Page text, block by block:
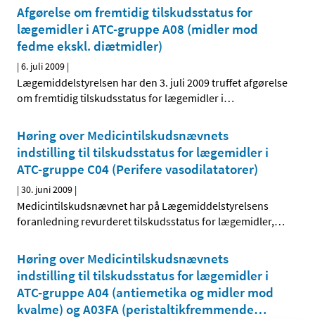
Afgørelse om fremtidig tilskudsstatus for
lægemidler i ATC-gruppe A08 (midler mod
fedme ekskl. diætmidler)
|6. juli 2009 |
Lægemiddelstyrelsen har den 3. juli 2009 truffet afgørelse
om fremtidig tilskudsstatus for lægemidler i…
Høring over Medicintilskudsnævnets
indstilling til tilskudsstatus for lægemidler i
ATC-gruppe C04 (Perifere vasodilatatorer)
|30. juni 2009 |
Medicintilskudsnævnet har på Lægemiddelstyrelsens
foranledning revurderet tilskudsstatus for lægemidler,…
Høring over Medicintilskudsnævnets
indstilling til tilskudsstatus for lægemidler i
ATC-gruppe A04 (antiemetika og midler mod
kvalme) og A03FA (peristaltik­fremmende…